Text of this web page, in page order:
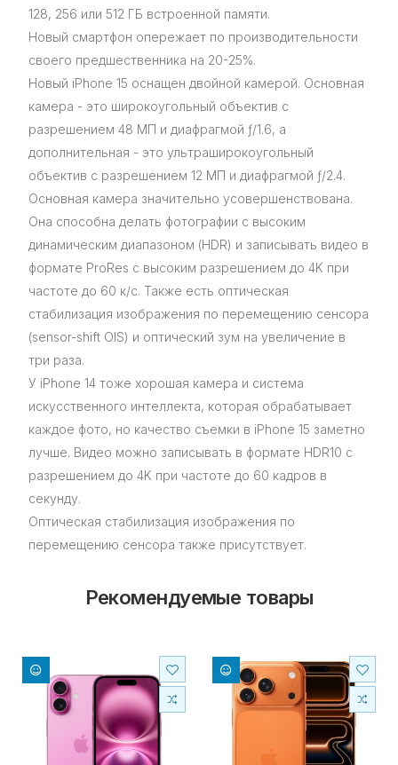
128, 256 или 512 ГБ встроенной памяти.
Новый смартфон опережает по производительности
своего предшественника на 20-25%.
Новый iPhone 15 оснащен двойной камерой. Основная
камера - это широкоугольный объектив с
разрешением 48 МП и диафрагмой ƒ/1.6, а
дополнительная - это ультраширокоугольный
объектив с разрешением 12 МП и диафрагмой ƒ/2.4.
Основная камера значительно усовершенствована.
Она способна делать фотографии с высоким
динамическим диапазоном (HDR) и записывать видео в
формате ProRes с высоким разрешением до 4K при
частоте до 60 к/с. Также есть оптическая
стабилизация изображения по перемещению сенсора
(sensor-shift OIS) и оптический зум на увеличение в
три раза.
У iPhone 14 тоже хорошая камера и система
искусственного интеллекта, которая обрабатывает
каждое фото, но качество съемки в iPhone 15 заметно
лучше. Видео можно записывать в формате HDR10 с
разрешением до 4K при частоте до 60 кадров в
секунду.
Оптическая стабилизация изображения по
перемещению сенсора также присутствует.
Рекомендуемые товары